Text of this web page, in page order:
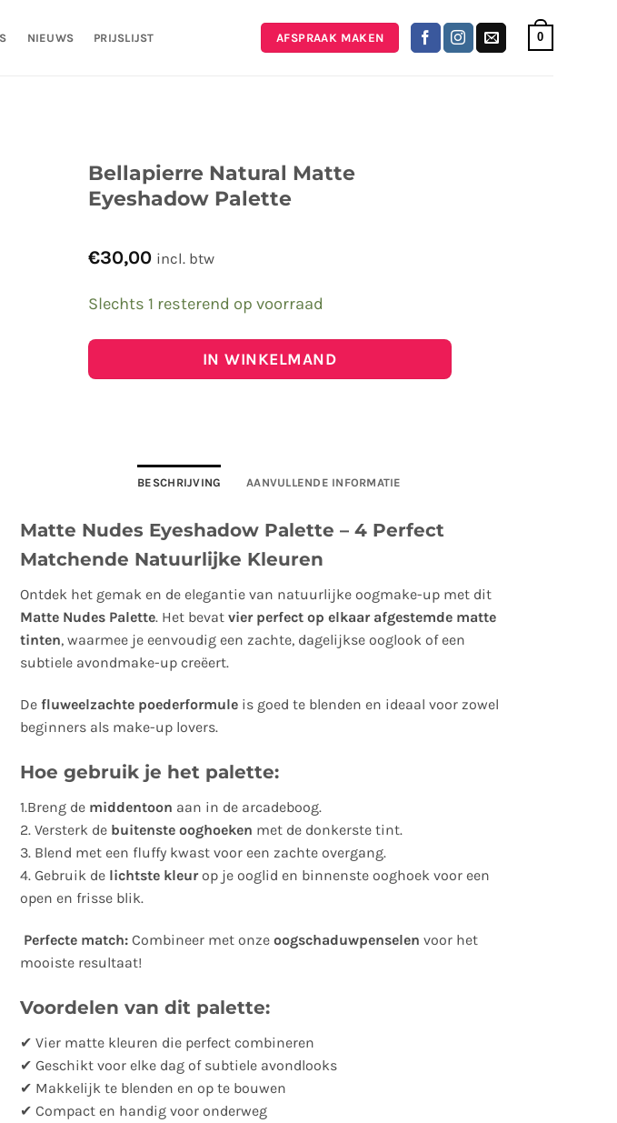
NIEUWS PRIJSLIJST AFSPRAAK MAKEN 0
Bellapierre Natural Matte
Eyeshadow Palette
€30,00 incl. btw
Slechts 1 resterend op voorraad
IN WINKELMAND
BESCHRIJVING AANVULLENDE INFORMATIE
Matte Nudes Eyeshadow Palette – 4 Perfect
Matchende Natuurlijke Kleuren
Ontdek het gemak en de elegantie van natuurlijke oogmake-up met dit
Matte Nudes Palette. Het bevat vier perfect op elkaar afgestemde matte
tinten, waarmee je eenvoudig een zachte, dagelijkse ooglook of een
subtiele avondmake-up creëert.
De fluweelzachte poederformule is goed te blenden en ideaal voor zowel
beginners als make-up lovers.
Hoe gebruik je het palette:
1.Breng de middentoon aan in de arcadeboog.
2. Versterk de buitenste ooghoeken met de donkerste tint.
3. Blend met een fluffy kwast voor een zachte overgang.
4. Gebruik de lichtste kleurop je ooglid en binnenste ooghoek voor een
open en frisse blik.
Perfecte match: Combineer met onze oogschaduwpenselen voor het
mooiste resultaat!
Voordelen van dit palette:
✔ Vier matte kleuren die perfect combineren
✔ Geschikt voor elke dag of subtiele avondlooks
✔ Makkelijk te blenden en op te bouwen
✔ Compact en handig voor onderweg